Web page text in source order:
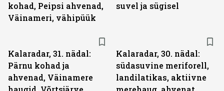
kohad, Peipsi ahvenad,
Väinameri, vähipüük
suvel ja sügisel
Kalaradar, 31. nädal:
Pärnu kohad ja
ahvenad, Väinamere
Kalaradar, 30. nädal:
südasuvine meriforell,
landilatikas, aktiivne